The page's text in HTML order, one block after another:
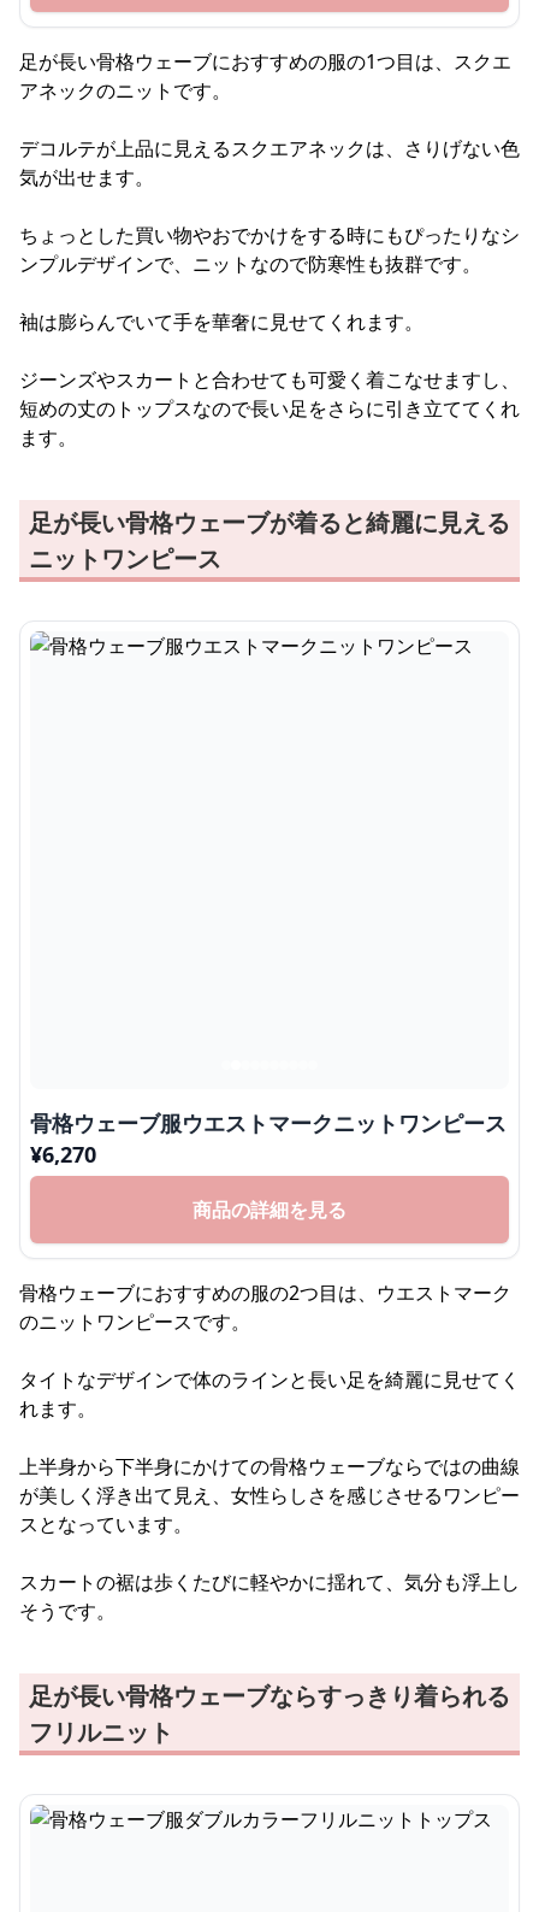
足が長い骨格ウェーブにおすすめの服の1つ目は、スクエ
アネックのニットです。
デコルテが上品に見えるスクエアネックは、さりげない色
気が出せます。
ちょっとした買い物やおでかけをする時にもぴったりなシ
ンプルデザインで、ニットなので防寒性も抜群です。
袖は膨らんでいて手を華奢に見せてくれます。
ジーンズやスカートと合わせても可愛く着こなせますし、
短めの丈のトップスなので長い足をさらに引き立ててくれ
ます。
足が長い骨格ウェーブが着ると綺麗に見える
ニットワンピース
骨格ウェーブ服ウエストマークニットワンピース
¥6,270
商品の詳細を見る
骨格ウェーブにおすすめの服の2つ目は、ウエストマーク
のニットワンピースです。
タイトなデザインで体のラインと長い足を綺麗に見せてく
れます。
上半身から下半身にかけての骨格ウェーブならではの曲線
が美しく浮き出て見え、女性らしさを感じさせるワンピー
スとなっています。
スカートの裾は歩くたびに軽やかに揺れて、気分も浮上し
そうです。
足が長い骨格ウェーブならすっきり着られる
フリルニット